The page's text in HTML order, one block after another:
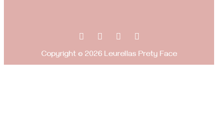
Copyright © 2026 Leurellas Prety Face